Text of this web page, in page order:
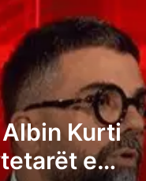
Kurti
e